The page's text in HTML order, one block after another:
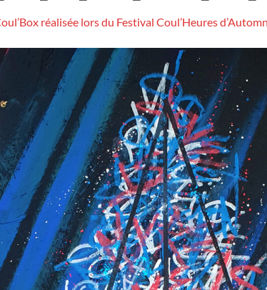
réalisée lors du Festival Coul’Heures